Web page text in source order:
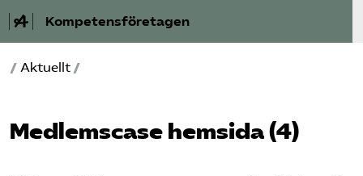
Kompetensföretagen
Aktuellt
A-Ö
/ Aktuellt /
Medlemscase hemsida (4)